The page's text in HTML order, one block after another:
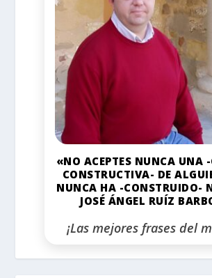
«NO ACEPTES NUNCA UNA
CONSTRUCTIVA- DE
NUNCA HA -CONSTRUIDO-
JOSÉ ÁNGEL RUÍZ
¡Las mejores frases del